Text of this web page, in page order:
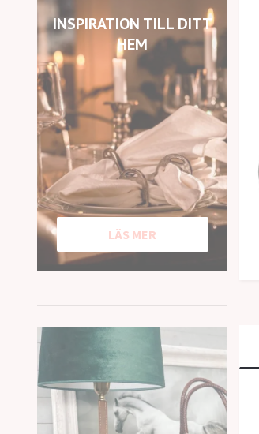
INSPIRATION TILL DITT
HEM
LÄS MER